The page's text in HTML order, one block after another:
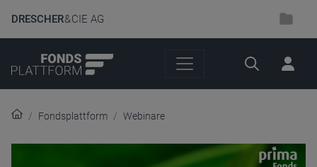
DRESCHER& CIE AG
Suche
Fondsplattform Webinare